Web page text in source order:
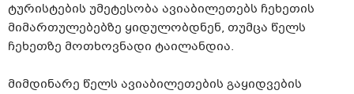
ტურისტების უმეტესობა ავიაბილეთებს ჩეხეთის
მიმართულებებზე ყიდულობდნენ, თუმცა წელს
ჩეხეთზე მოთხოვნადი ტაილანდია.
მიმდინარე წელს ავიაბილეთების გაყიდვების